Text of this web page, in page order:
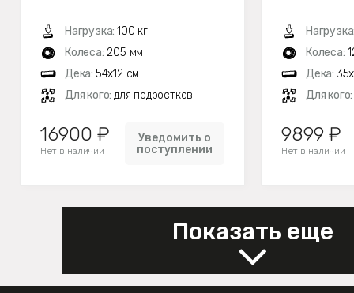
Нагрузка: 100 кг
Колеса: 205 мм
Дека: 54х12 см
Для кого: для подростков
16900 ₽
Нет в наличии
Уведомить о
поступлении
Колеса:
Дека:
Для кого:
9899 ₽
Нет в наличии
Показать еще